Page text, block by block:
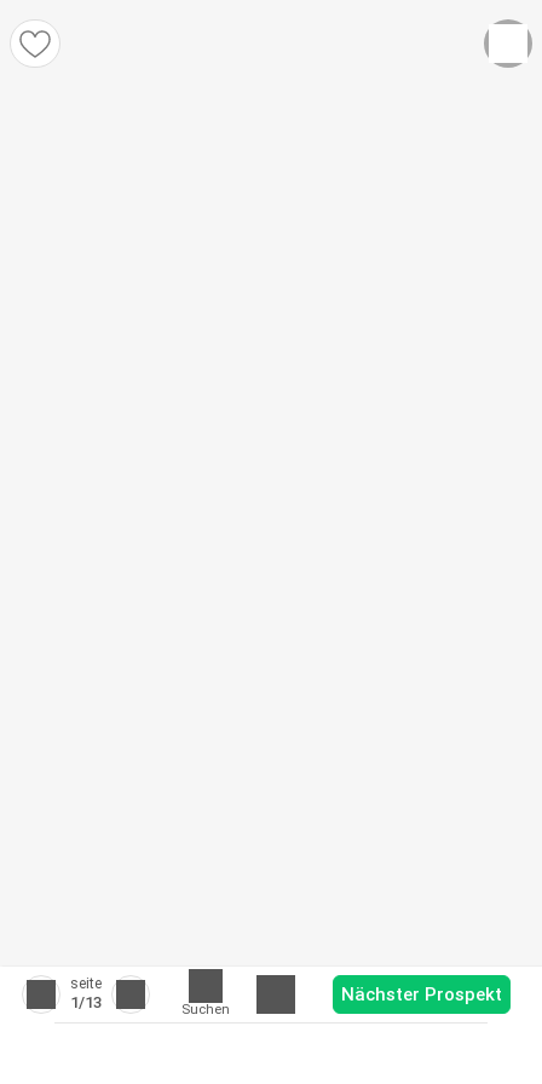
seite
1/13 Suchen
Nächster Prospekt